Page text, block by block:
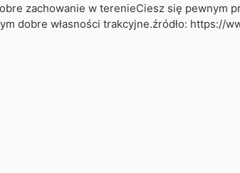
zachowanie w terenieCiesz się pewnym
dobre własności trakcyjne.źródło: https://